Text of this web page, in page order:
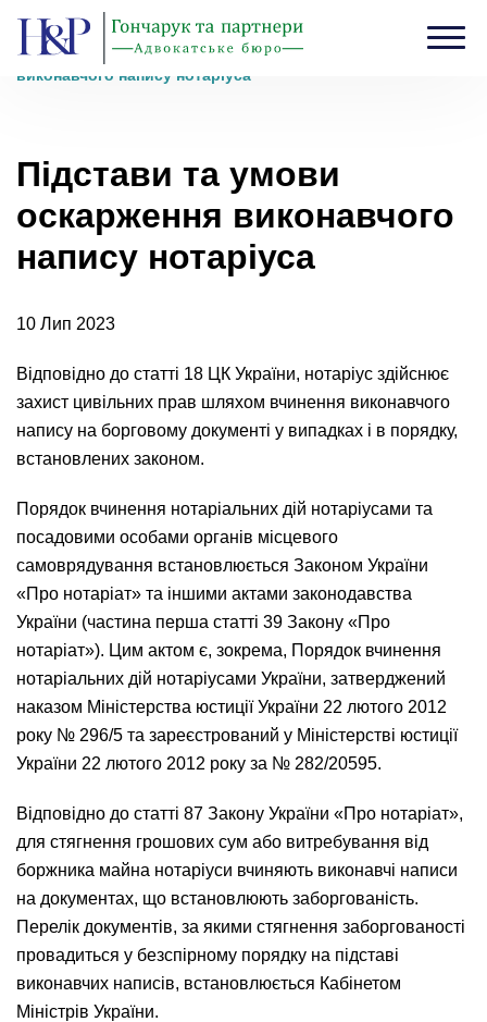
Головна Блог›Підстави та умови оскарження
виконавчого напису нотаріуса
Підстави та умови
оскарження виконавчого
напису нотаріуса
10 Лип 2023
Відповідно до статті 18 ЦК України, нотаріус здійснює
захист цивільних прав шляхом вчинення виконавчого
напису на борговому документі у випадках і в порядку,
встановлених законом.
Порядок вчинення нотаріальних дій нотаріусами та
посадовими особами органів місцевого
самоврядування встановлюється Законом України
«Про нотаріат» та іншими актами законодавства
України (частина перша статті 39 Закону «Про
нотаріат»). Цим актом є, зокрема, Порядок вчинення
нотаріальних дій нотаріусами України, затверджений
наказом Міністерства юстиції України 22 лютого 2012
року № 296/5 та зареєстрований у Міністерстві юстиції
України 22 лютого 2012 року за № 282/20595.
Відповідно до статті 87 Закону України «Про нотаріат»,
для стягнення грошових сум або витребування від
боржника майна нотаріуси вчиняють виконавчі написи
на документах, що встановлюють заборгованість.
Перелік документів, за якими стягнення заборгованості
провадиться у безспірному порядку на підставі
виконавчих написів, встановлюється Кабінетом
Міністрів України.